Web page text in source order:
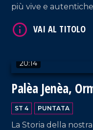
più vive e
20:14
Palèa Jenèa,
Calabria Greca
ST 4 PUNTATA
La Storia della
VAI AL TITOLO